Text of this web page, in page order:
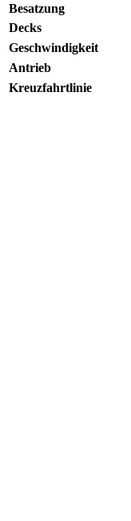
Besatzung
Decks
Geschwindigkeit
Antrieb
Kreuzfahrtlinie